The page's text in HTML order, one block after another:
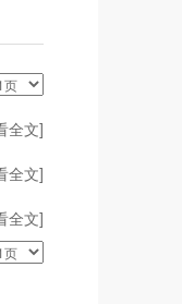
全文]
全文]
全文]